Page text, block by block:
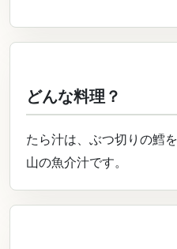
どんな料理？
たら汁は、ぶつ切りの鱈
山の魚介汁です。